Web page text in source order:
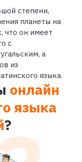
степени,
планеты на
что он имеет
с
а
из
языка.
онлайн
языка
?